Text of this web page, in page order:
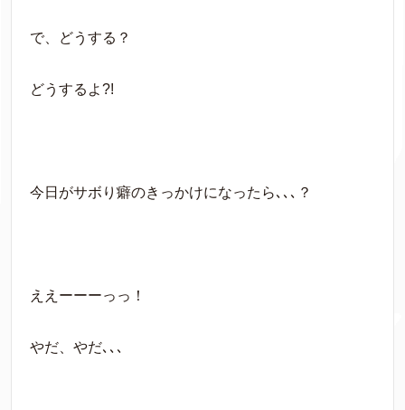
で、どうする？
どうするよ?!
今日がサボり癖のきっかけになったら､､､？
ええーーーっっ！
やだ、やだ､､､